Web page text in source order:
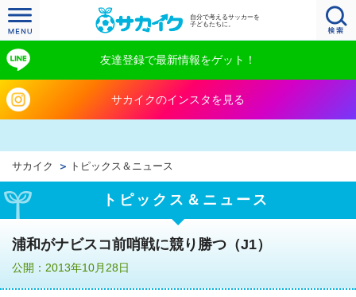
自分で考えるサッカーを
子どもたちに。
友達登録で最新情報をゲット！
サカイクのインスタを見る
サカイク トピックス＆ニュース
トピックス＆ニュース
浦和がナビスコ前哨戦に競り勝つ（J1）
公開：2013年10月28日